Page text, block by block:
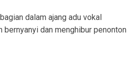
dalam ajang adu vokal
dan menghibur penonton